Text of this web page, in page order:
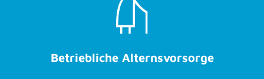
Betriebliche Alternsvorsorge